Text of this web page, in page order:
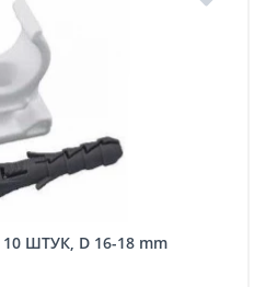
ШТУК, D 16-18 mm